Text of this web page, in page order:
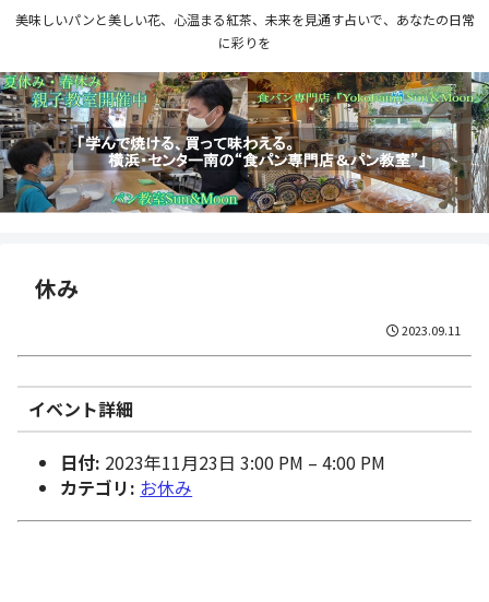
美味しいパンと美しい花、心温まる紅茶、未来を見通す占いで、あなたの日常
に彩りを
休み
2023.09.11
イベント詳細
日付: 2023年11月23日 3:00 PM –4:00 PM
カテゴリ: お休み